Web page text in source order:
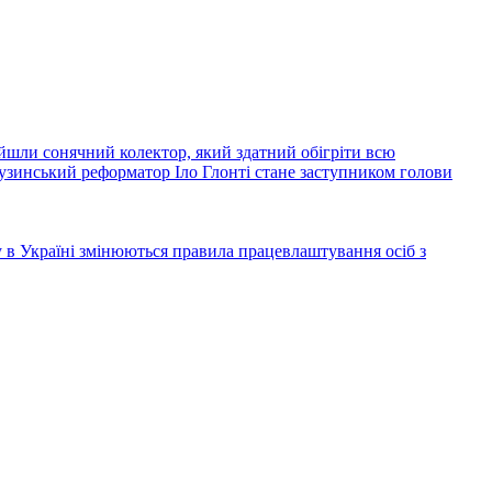
сонячний колектор, який здатний обігріти всю
реформатор Іло Глонті стане заступником голови
в Україні змінюються правила працевлаштування осіб з